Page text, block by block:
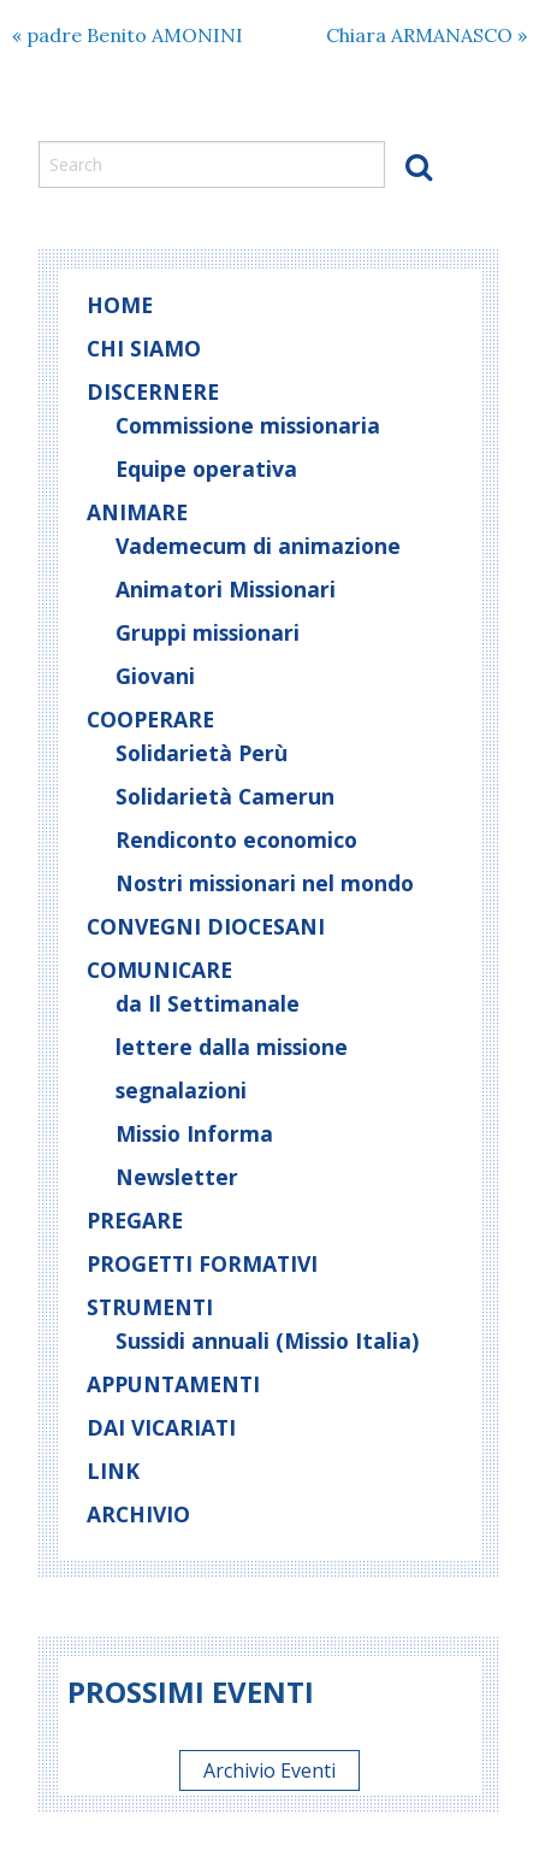
« padre Benito AMONINI Chiara ARMANASCO »
HOME
CHI SIAMO
DISCERNERE
Commissione missionaria
Equipe operativa
ANIMARE
Vademecum di animazione
Animatori Missionari
Gruppi missionari
Giovani
COOPERARE
Solidarietà Perù
Solidarietà Camerun
Rendiconto economico
Nostri missionari nel mondo
CONVEGNI DIOCESANI
COMUNICARE
da Il Settimanale
lettere dalla missione
segnalazioni
Missio Informa
Newsletter
PREGARE
PROGETTI FORMATIVI
STRUMENTI
Sussidi annuali (Missio Italia)
APPUNTAMENTI
DAI VICARIATI
LINK
ARCHIVIO
PROSSIMI EVENTI
Archivio Eventi